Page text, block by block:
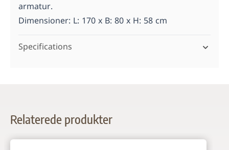
armatur.
Dimensioner: L: 170 x B: 80 x H: 58 cm
Specifications
Relaterede produkter